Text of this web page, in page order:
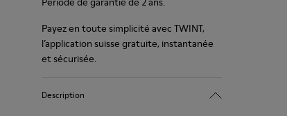
Payez en toute simplicité avec TWINT,
l’application suisse gratuite, instantanée
et sécurisée.
Description